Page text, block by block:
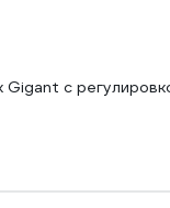
Gigant с